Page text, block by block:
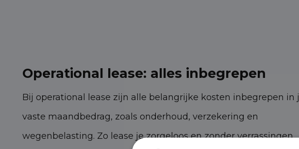
Operational lease: alles inbegrepen
Bij operational lease zijn alle belangrijke kosten inbegrepen in
vaste maandbedrag, zoals onderhoud, verzekering en
wegenbelasting. Zo lease je zorgeloos en zonder verrassingen.